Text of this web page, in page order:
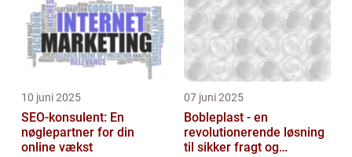
10 juni 2025
SEO-konsulent: En
nøglepartner for din
online vækst
07 juni 2025
Bobleplast - en
revolutionerende løsning
til sikker fragt og